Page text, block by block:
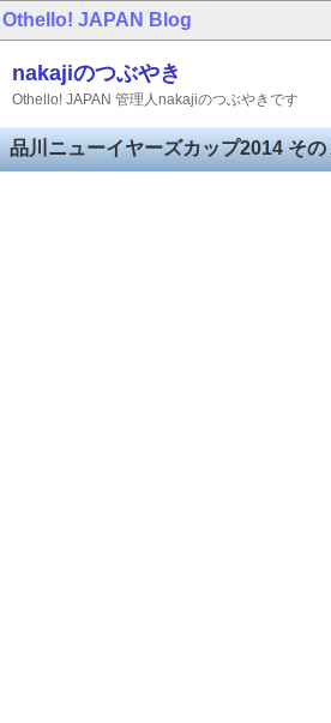
Othello! JAPAN Blog
nakajiのつぶやき
Othello! JAPAN 管理人nakajiのつぶやきです
品川ニューイヤーズカップ2014 その